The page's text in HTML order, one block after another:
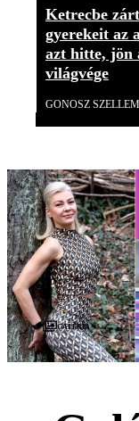
Ketrecbe
gyerekeit az
azt hitte, jön
világvége
GONOSZ SZELLEM
Galéria